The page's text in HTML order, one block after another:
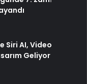
Siri AI, Video
Geliyor